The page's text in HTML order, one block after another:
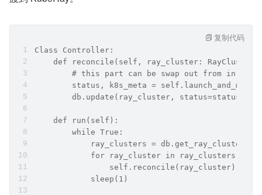
Class Controller:
def reconcile(self, ray_cluster:
# this part can be swap out from in-
status, k8s_meta =
db.update(ray_cluster, status=status,
    def run(self):
        while True:
ray_clusters =
            for ray_cluster in ray_clusters:
                self.reconcile(ray_cluster)
            sleep(1)
复制代码